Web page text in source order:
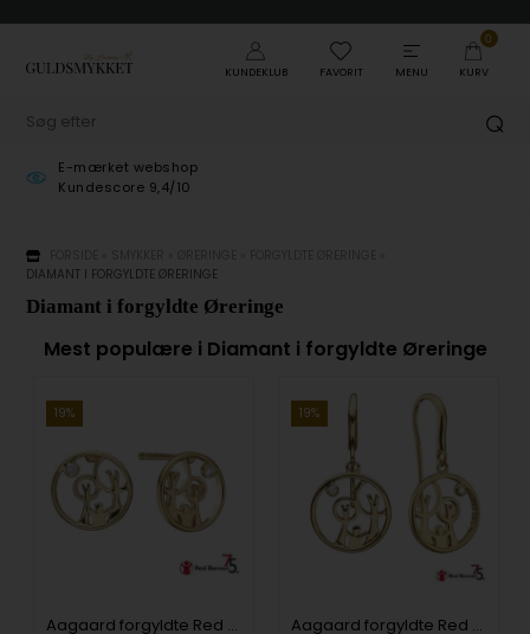
KUNDEKLUB FAVORIT MENU
0
KURV
E-mærket webshop
Kundescore 9,4/10
DIAMANT I FORGYLDTE ØRERINGE
Diamant i forgyldte Øreringe
Mest populære i Diamant i forgyldte Øreringe
19%
Aagaard forgyldte Red Barnet 75 år ørestikker med Ø 10 mm lab grown diamant
19%
Aagaard forgyldte Red Barnet 75 år ørehængere med Ø 12 mm lab grown diamant